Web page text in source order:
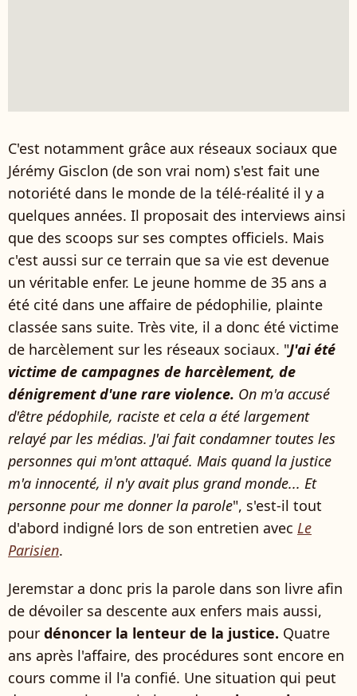
C'est notamment grâce aux réseaux sociaux que
Jérémy Gisclon (de son vrai nom) s'est fait une
notoriété dans le monde de la télé-réalité il y a
quelques années. Il proposait des interviews ainsi
que des scoops sur ses comptes officiels. Mais
c'est aussi sur ce terrain que sa vie est devenue
un véritable enfer. Le jeune homme de 35 ans a
été cité dans une affaire de pédophilie, plainte
classée sans suite. Très vite, il a donc été victime
de harcèlement sur les réseaux sociaux. "J'ai été
victime de campagnes de harcèlement, de
dénigrement d'une rare violence. On m'a accusé
d'être pédophile, raciste et cela a été largement
relayé par les médias. J'ai fait condamner toutes les
personnes qui m'ont attaqué. Mais quand la justice
m'a innocenté, il n'y avait plus grand monde... Et
personne pour me donner la parole", s'est-il tout
d'abord indigné lors de son entretien avec Le
Parisien.
Jeremstar a donc pris la parole dans son livre afin
de dévoiler sa descente aux enfers mais aussi,
pour dénoncer la lenteur de la justice. Quatre
ans après l'affaire, des procédures sont encore en
cours comme il l'a confié. Une situation qui peut